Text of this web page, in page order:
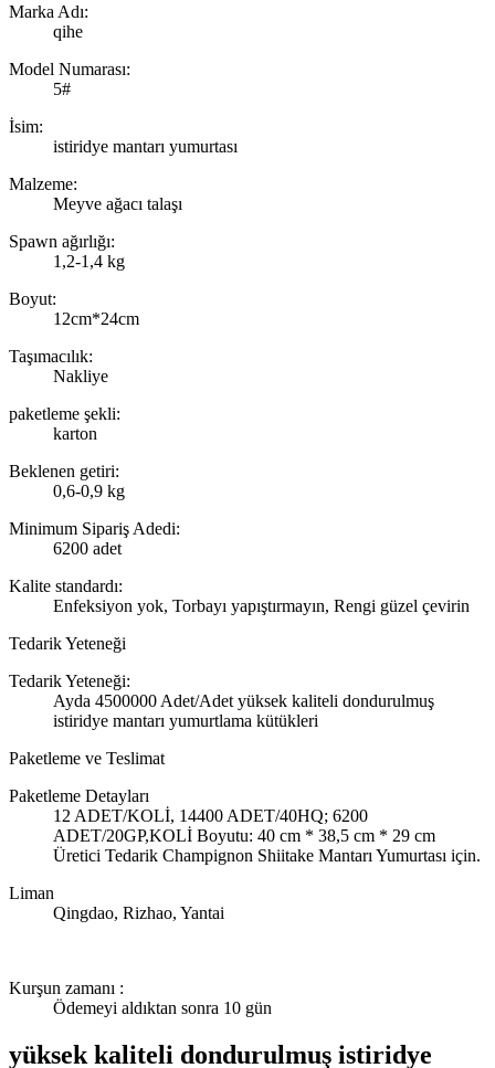
Marka Adı:
qihe
Model Numarası:
5#
İsim:
istiridye mantarı yumurtası
Malzeme:
Meyve ağacı talaşı
Spawn ağırlığı:
1,2-1,4 kg
Boyut:
12cm*24cm
Taşımacılık:
Nakliye
paketleme şekli:
karton
Beklenen getiri:
0,6-0,9 kg
Minimum Sipariş Adedi:
6200 adet
Kalite standardı:
Enfeksiyon yok, Torbayı yapıştırmayın, Rengi güzel çevirin
Tedarik Yeteneği
Tedarik Yeteneği:
Ayda 4500000 Adet/Adet yüksek kaliteli dondurulmuş
istiridye mantarı yumurtlama kütükleri
Paketleme ve Teslimat
Paketleme Detayları
12 ADET/KOLİ, 14400 ADET/40HQ; 6200
ADET/20GP,KOLİ Boyutu: 40 cm * 38,5 cm * 29 cm
Üretici Tedarik Champignon Shiitake Mantarı Yumurtası için.
Liman
Qingdao, Rizhao, Yantai
Kurşun zamanı :
Ödemeyi aldıktan sonra 10 gün
yüksek kaliteli dondurulmuş istiridye